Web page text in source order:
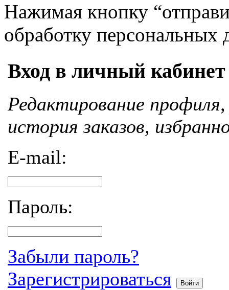
Нажимая кнопку
обработку персональных
Вход в личный кабинет
Редактирование
история заказов,
E-mail:
Пароль:
Забыли пароль?
Зарегистрироваться
Войти